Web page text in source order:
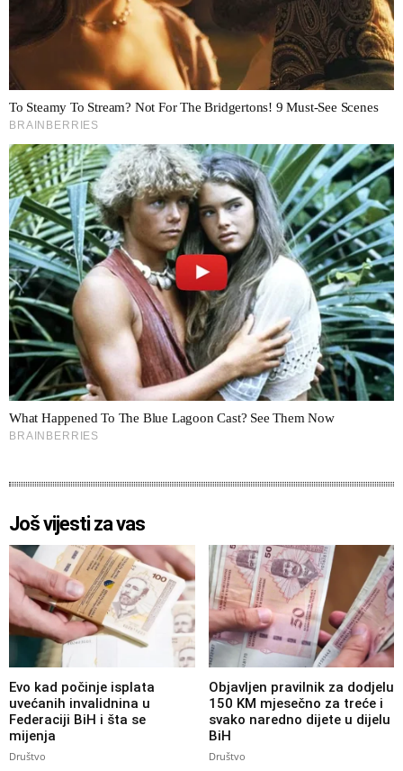
Još vijesti za vas
Evo kad počinje isplata
uvećanih invalidnina u
Federaciji BiH i šta se
mijenja
Društvo
Objavljen pravilnik za dodjelu
150 KM mjesečno za treće i
svako naredno dijete u dijelu
BiH
Društvo